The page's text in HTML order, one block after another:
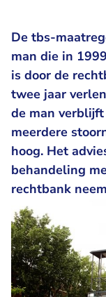
De tbs-
man die in
is door de
twee jaar
de man
meerdere
hoog. Het
behandeling
rechtbank